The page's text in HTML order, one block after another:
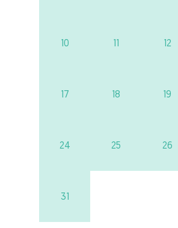
10 11 12
17 18 19
24 25 26
31